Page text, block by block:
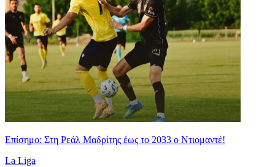
Επίσημο: Στη Ρεάλ Μαδρίτης έως το 2033 ο Ντιομαντέ!
La Liga